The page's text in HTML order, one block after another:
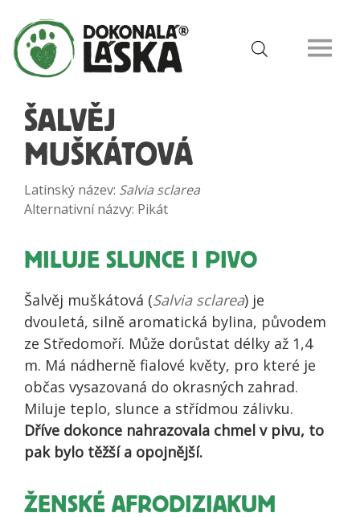
ŠALVĚJ
MUŠKÁTOVÁ
Latinský název: Salvia sclarea
Alternativní názvy: Pikát
MILUJE SLUNCE I PIVO
Šalvěj muškátová (Salvia sclarea) je
dvouletá, silně aromatická bylina, původem
ze Středomoří. Může dorůstat délky až 1,4
m. Má nádherně fialové květy, pro které je
občas vysazovaná do okrasných zahrad.
Miluje teplo, slunce a střídmou zálivku.
Dříve dokonce nahrazovala chmel v pivu, to
pak bylo těžší a opojnější.
ŽENSKÉ AFRODIZIAKUM